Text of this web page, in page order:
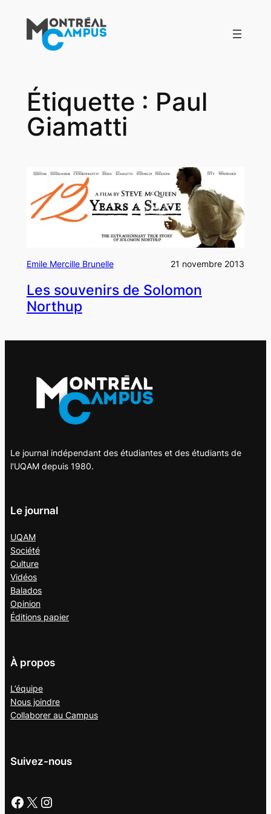
contenu
Étiquette : Paul
Giamatti
Emile Mercille Brunelle 21 novembre 2013
Les souvenirs de Solomon
Northup
Le journal indépendant des étudiantes et des étudiants de
l'UQAM depuis 1980.
Le journal
UQAM
Société
Culture
Vidéos
Balados
Opinion
Éditions papier
À propos
L’équipe
Nous joindre
Collaborer au Campus
Suivez-nous
Facebook X Instagram